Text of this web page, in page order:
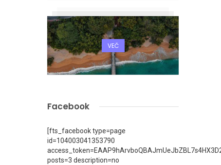
VEČ
Facebook
[fts_facebook type=page
id=104003041353790
posts=3 description=no